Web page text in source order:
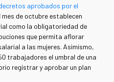
aprobados por el
de octubre establecen
como la obligatoriedad de
que permita aflorar
a las mujeres. Asimismo,
trabajadores el umbral de una
registrar y aprobar un plan